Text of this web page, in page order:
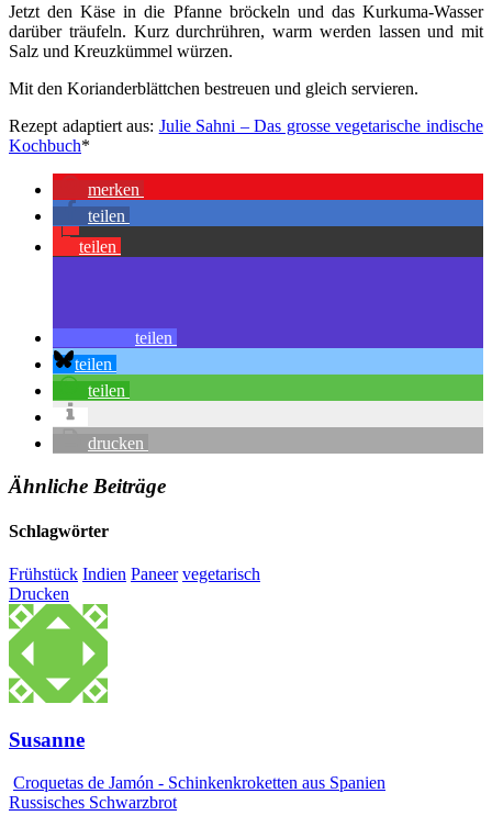
Jetzt den Käse in die Pfanne bröckeln und das Kurkuma-Wasser
darüber träufeln. Kurz durchrühren, warm werden lassen und mit
Salz und Kreuzkümmel würzen.
Mit den Korianderblättchen bestreuen und gleich servieren.
Rezept adaptiert aus: Julie Sahni – Das grosse vegetarische indische
Kochbuch*
merken
teilen
teilen
teilen
teilen
teilen
drucken
Ähnliche Beiträge
Schlagwörter
Frühstück Indien Paneer vegetarisch
Drucken
Susanne
Croquetas de Jamón - Schinkenkroketten aus Spanien
Russisches Schwarzbrot